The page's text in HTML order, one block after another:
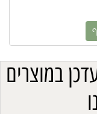
במוצרים